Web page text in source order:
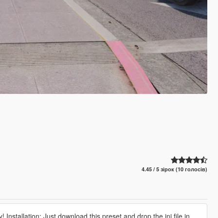
4.45 / 5 зірок (10 голосів)